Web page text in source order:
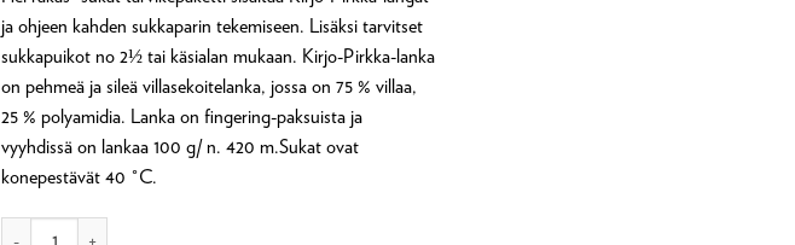
ja ohjeen kahden sukkaparin tekemiseen. Lisäksi tarvitset
sukkapuikot no 2½ tai käsialan mukaan. Kirjo-Pirkka-lanka
on pehmeä ja sileä villasekoitelanka, jossa on 75 % villaa,
25 % polyamidia. Lanka on fingering-paksuista ja
vyyhdissä on lankaa 100 g/ n. 420 m.Sukat ovat
konepestävät 40 °C.